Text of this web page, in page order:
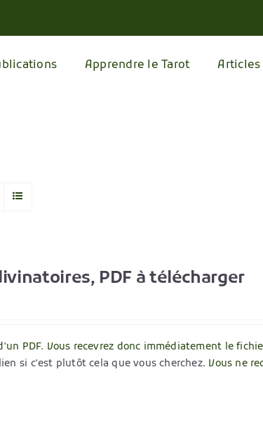
Apprendre le Tarot Articles
PDF à télécharger
PDF. Vous recevrez donc immédiatement le
si c'est plutôt cela que vous cherchez. Vous ne